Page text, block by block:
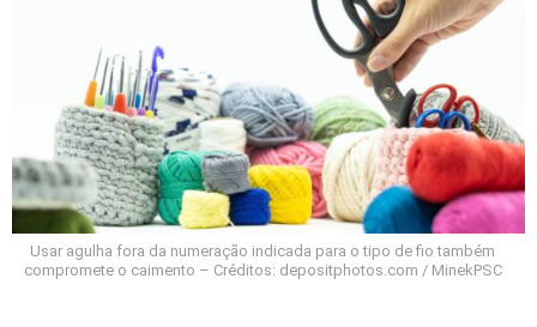
Usar agulha fora da numeração indicada para o tipo de fio também
compromete o caimento – Créditos: depositphotos.com / MinekPSC